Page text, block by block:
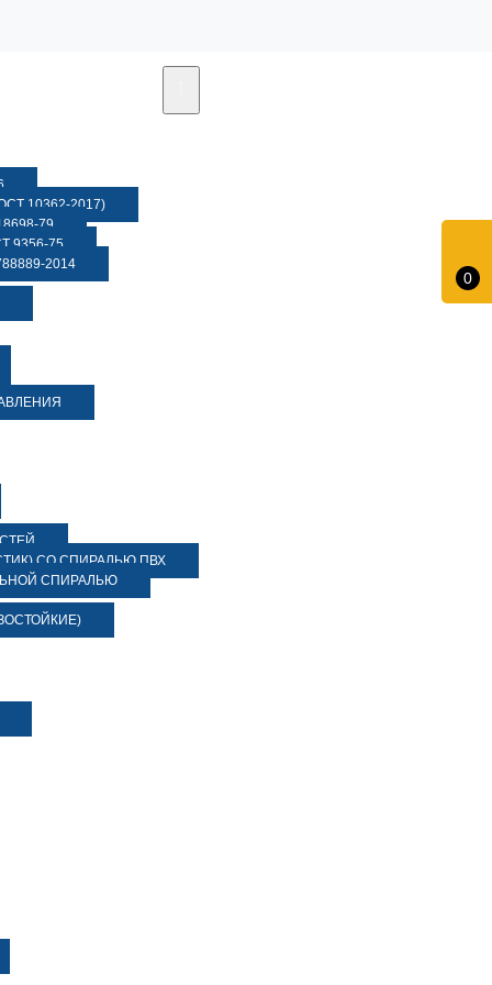
0
10362-2017)
79
9356-75
2014
СО СПИРАЛЬЮ ПВХ
СПИРАЛЬЮ